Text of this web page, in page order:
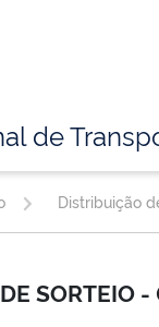
de
Distribuição
DE